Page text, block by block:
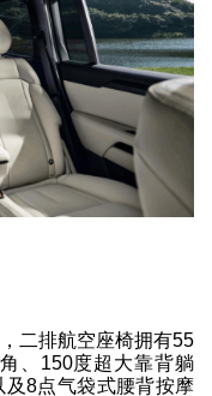
二排航空座椅拥有55
、150度超大靠背躺
8点气袋式腰背按摩